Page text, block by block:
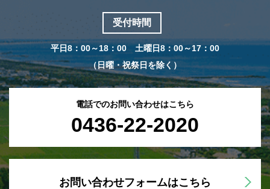
受付時間
平日8：00～18：00 土曜日8：00～17：00
（日曜・祝祭日を除く）
電話でのお問い合わせはこちら
0436-22-2020
お問い合わせフォームはこちら